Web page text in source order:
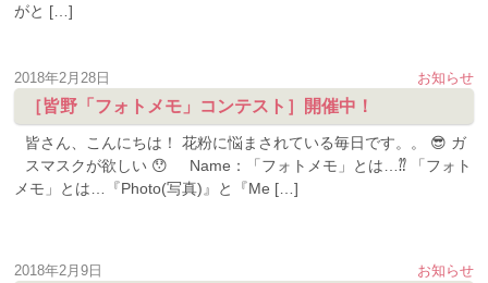
がと […]
お知らせ
2018年2月28日
［皆野「フォトメモ」コンテスト］開催中！
皆さん、こんにちは！ 花粉に悩まされている毎日です。。 😎 ガ
スマスクが欲しい 😯 Name：「フォトメモ」とは…⁇ 「フォト
メモ」とは…『Photo(写真)』と『Me […]
お知らせ
2018年2月9日